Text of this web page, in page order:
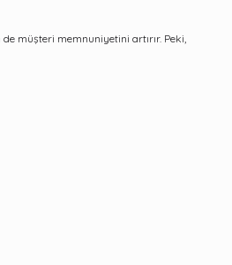
müşteri memnuniyetini artırır. Peki,